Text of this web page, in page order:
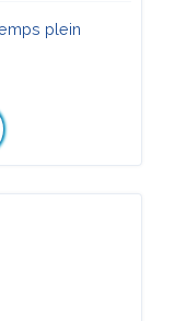
plein